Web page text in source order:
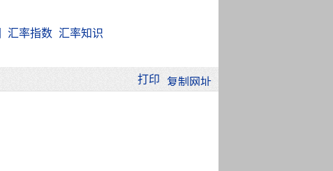
汇率指数 汇率知识
打印